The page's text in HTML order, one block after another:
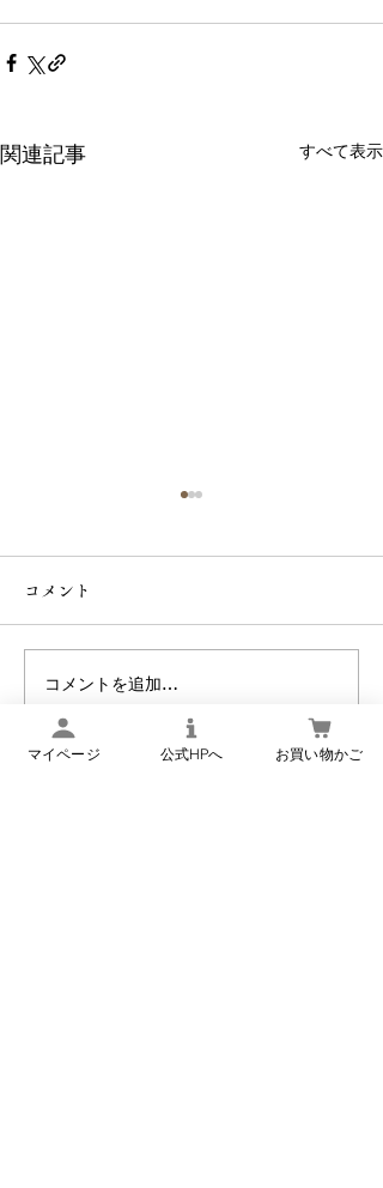
関連記事 すべて表示
るさと味みっけ」に掲載
れているコラム「ふるさと味
みっけ」に、 「個食セット
「牛肉巻こんにゃく」 が掲載
されました！ 取材・執筆：中
コメント
コメントを追加…
マイページ 公式HPへ お買い物かご